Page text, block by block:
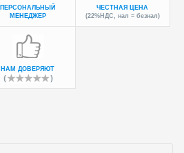
ПЕРСОНАЛЬНЫЙ
МЕНЕДЖЕР
ЧЕСТНАЯ ЦЕНА
(22%НДС, нал = безнал)
НАМ ДОВЕРЯЮТ